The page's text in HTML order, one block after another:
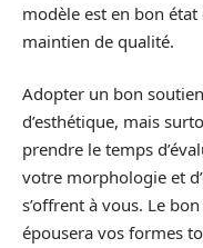
modèle est en bon
maintien de qualité.
Adopter un bon
d’esthétique, mais
prendre le temps
votre morphologie et
s’offrent à vous. Le
épousera vos formes